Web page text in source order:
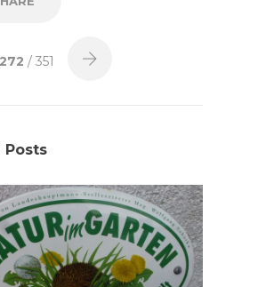
272 / 351
Posts